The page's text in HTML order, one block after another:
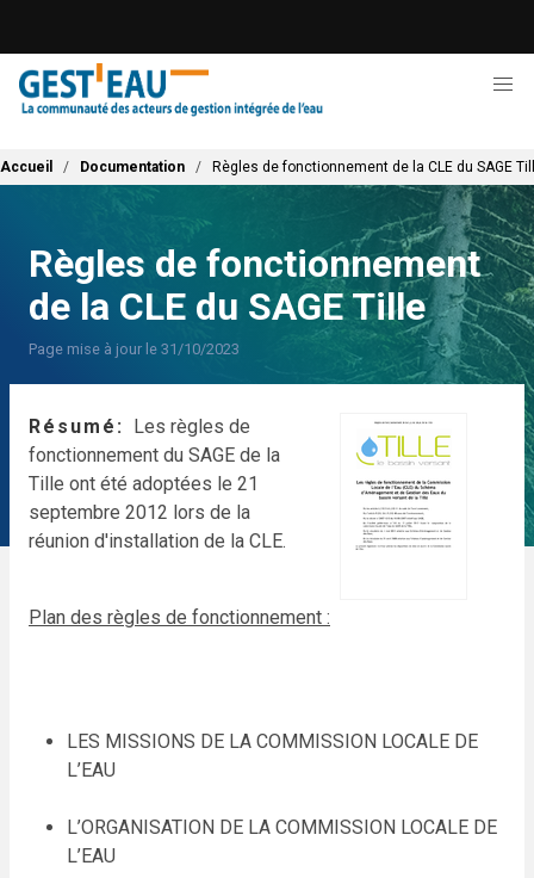
contenu
principal
Fil d'Ariane
Accueil Documentation Règles de fonctionnement de la CLE du SAGE
Règles de fonctionnement
de la CLE du SAGE Tille
Page mise à jour le 31/10/2023
Résumé
Les règles de
fonctionnement du SAGE de la
Tille ont été adoptées le 21
septembre 2012 lors de la
réunion d'installation de la CLE.
Plan des règles de fonctionnement :
LES MISSIONS DE LA COMMISSION LOCALE DE
L’EAU
L’ORGANISATION DE LA COMMISSION LOCALE DE
L’EAU